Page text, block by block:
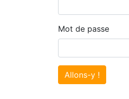
Mot de passe
Allons-y !